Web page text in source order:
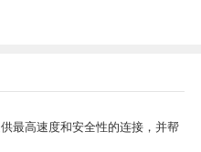
最高速度和安全性的连接，并帮